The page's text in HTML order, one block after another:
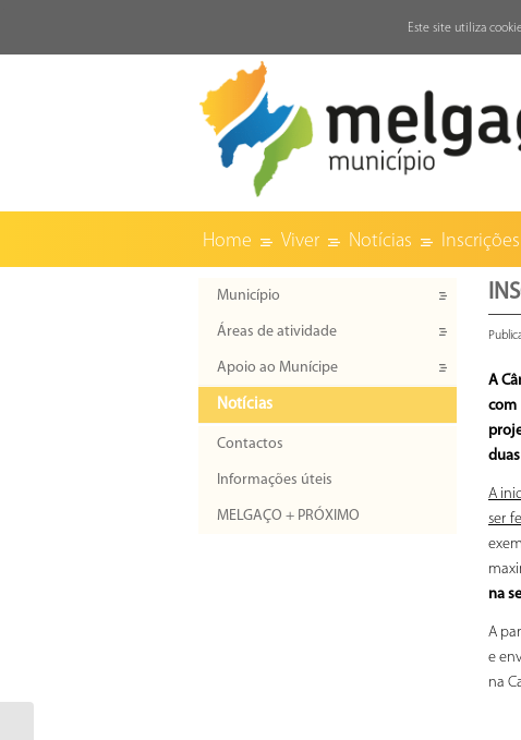
Home Viver Notícias
A
com
A
ser
na
A
e
na
Município
Áreas de atividade
Apoio ao Munícipe
Notícias
Contactos
Informações úteis
MELGAÇO + PRÓXIMO
Este site utiliza